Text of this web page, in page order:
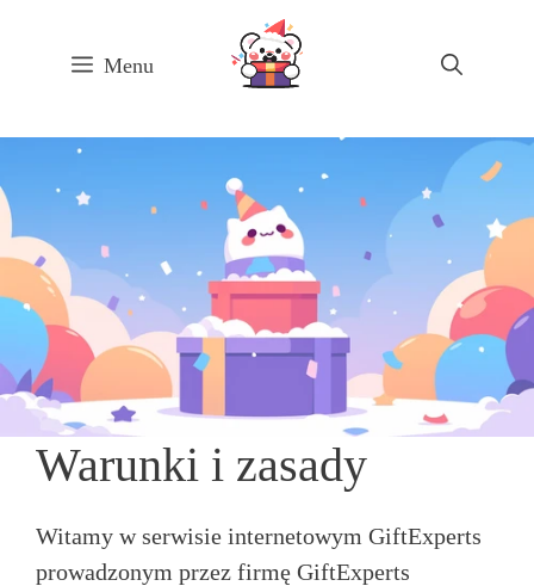
Menu
Warunki i zasady
Witamy w serwisie internetowym GiftExperts
prowadzonym przez firmę GiftExperts